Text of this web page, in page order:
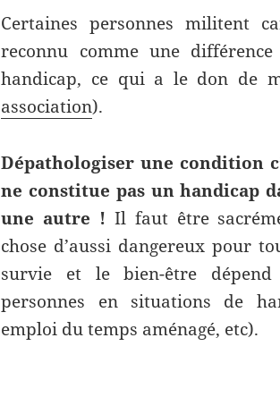
Certaines personnes militent
reconnu comme une
handicap, ce qui a le don de
association).
Dépathologiser une condition
ne constitue pas un handicap
une autre ! Il faut être
chose d’aussi dangereux pour
survie et le bien-être dépend
personnes en situations de
emploi du temps aménagé, etc).